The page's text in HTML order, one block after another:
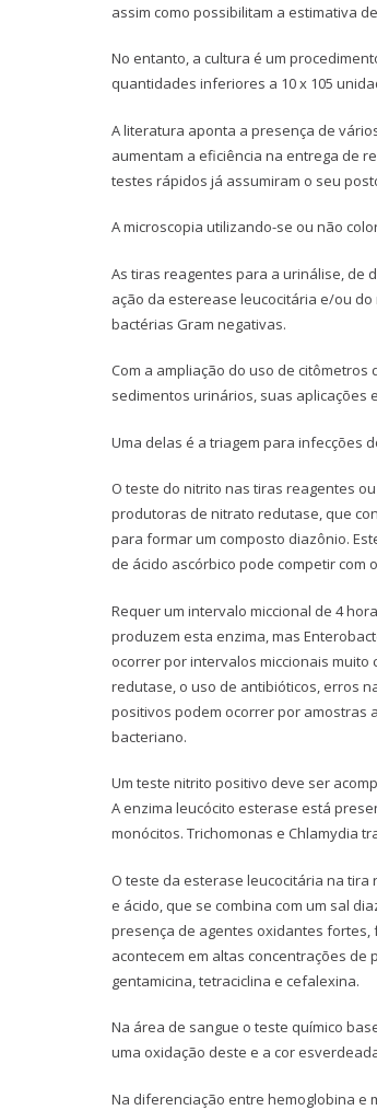
assim como possibilitam a estimativa
No entanto, a cultura é um
quantidades inferiores a 10 x 105
A literatura aponta a presença de
aumentam a eficiência na entrega de
testes rápidos já assumiram o seu
A microscopia utilizando-se ou não
As tiras reagentes para a urinálise, de
ação da esterease leucocitária e/ou
bactérias Gram negativas.
Com a ampliação do uso de
sedimentos urinários, suas aplicações
Uma delas é a triagem para infecções
O teste do nitrito nas tiras reagentes
produtoras de nitrato redutase, que
para formar um composto diazônio.
de ácido ascórbico pode competir
Requer um intervalo miccional de 4
produzem esta enzima, mas
ocorrer por intervalos miccionais
redutase, o uso de antibióticos, erros
positivos podem ocorrer por amostras
bacteriano.
Um teste nitrito positivo deve ser
A enzima leucócito esterase está
monócitos. Trichomonas e Chlamydia
O teste da esterase leucocitária na
e ácido, que se combina com um sal
presença de agentes oxidantes
acontecem em altas concentrações de
gentamicina, tetraciclina e cefalexina.
Na área de sangue o teste químico
uma oxidação deste e a cor
Na diferenciação entre hemoglobina e